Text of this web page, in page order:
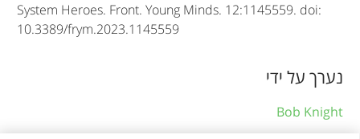
n
o
System Heroes. Front. Young Minds. 12:1145559. doi:
10.3389/frym.2023.1145559
נערך על ידי
Bob Knight